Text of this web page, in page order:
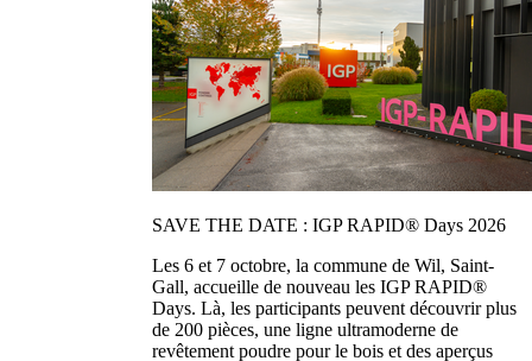
SAVE THE DATE : IGP RAPID® Days 2026
Les 6 et 7 octobre, la commune de Wil, Saint-
Gall, accueille de nouveau les IGP RAPID®
Days. Là, les participants peuvent découvrir plus
de 200 pièces, une ligne ultramoderne de
revêtement poudre pour le bois et des aperçus